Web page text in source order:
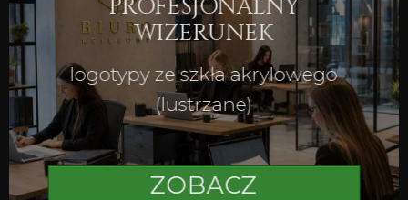
PROFESJONALNY
WIZERUNEK
logotypy ze szkła akrylowego
(lustrzane)
ZOBACZ